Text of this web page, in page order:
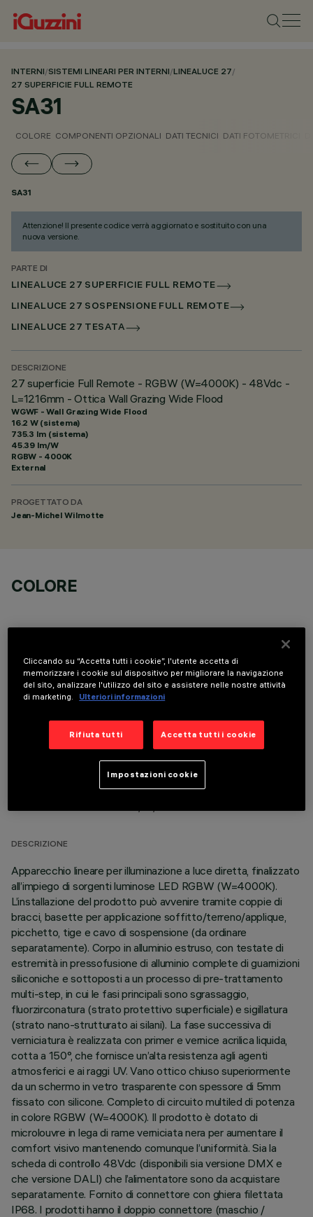
INTERNI/SISTEMI LINEARI PER INTERNI/LINEALUCE 27/
27 SUPERFICIE FULL REMOTE
SA31
COLORE COMPONENTI OPZIONALI DATI TECNICI DATI FOTOMETRICI
SA31
Attenzione! Il presente codice verrà aggiornato e sostituito con una
nuova versione.
PARTE DI
LINEALUCE 27 SUPERFICIE FULL REMOTE
LINEALUCE 27 SOSPENSIONE FULL REMOTE
LINEALUCE 27 TESATA
DESCRIZIONE
27 superficie Full Remote - RGBW (W=4000K) - 48Vdc -
L=1216mm - Ottica Wall Grazing Wide Flood
WGWF - Wall Grazing Wide Flood
16.2 W (sistema)
735.3 lm (sistema)
45.39 lm/W
RGBW - 4000K
External
PROGETTATO DA
Jean-Michel Wilmotte
COLORE
COMPONENTI OPZIONALI
DATI TECNICI
ULTIMO AGGIORNAMENTO: 06/08/2026
DESCRIZIONE
Apparecchio lineare per illuminazione a luce diretta, finalizzato
all’impiego di sorgenti luminose LED RGBW (W=4000K).
L’installazione del prodotto può avvenire tramite coppie di
bracci, basette per applicazione soffitto/terreno/applique,
picchetto, tige e cavo di sospensione (da ordinare
separatamente). Corpo in alluminio estruso, con testate di
estremità in pressofusione di alluminio complete di guarnizioni
siliconiche e sottoposti a un processo di pre-trattamento
multi-step, in cui le fasi principali sono sgrassaggio,
fluorzirconatura (strato protettivo superficiale) e sigillatura
(strato nano-strutturato ai silani). La fase successiva di
verniciatura è realizzata con primer e vernice acrilica liquida,
cotta a 150°, che fornisce un’alta resistenza agli agenti
atmosferici e ai raggi UV. Vano ottico chiuso superiormente
da un schermo in vetro trasparente con spessore di 5mm
fissato con silicone. Completo di circuito multiled di potenza
in colore RGBW (W=4000K). Il prodotto è dotato di
microlouvre in lega di rame verniciata nera per aumentare il
comfort visivo mantenendo comunque l’uniformità. Sia la
scheda di controllo 48Vdc (disponibili sia versione DMX e
che versione DALI) che l’alimentatore sono da acquistare
separatamente. Fornito di connettore con ghiera filettata
IP68. I prodotti hanno il doppio connettore (maschio /
Cliccando su “Accetta tutti i cookie”, l'utente accetta di
memorizzare i cookie sul dispositivo per migliorare la navigazione
del sito, analizzare l'utilizzo del sito e assistere nelle nostre attività
di marketing.
Ulteriori informazioni
Rifiuta tutti Accetta tutti i cookie
Impostazioni cookie